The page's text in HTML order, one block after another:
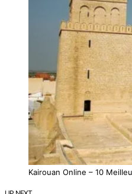
Kairouan Online – 10